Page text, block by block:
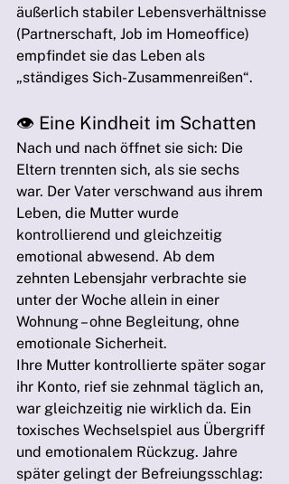
äußerlich stabiler Lebensverhältnisse
(Partnerschaft, Job im Homeoffice)
empfindet sie das Leben als
„ständiges Sich-Zusammenreißen“.
👁️ Eine Kindheit im Schatten
Nach und nach öffnet sie sich: Die
Eltern trennten sich, als sie sechs
war. Der Vater verschwand aus ihrem
Leben, die Mutter wurde
kontrollierend und gleichzeitig
emotional abwesend. Ab dem
zehnten Lebensjahr verbrachte sie
unter der Woche allein in einer
Wohnung – ohne Begleitung, ohne
emotionale Sicherheit.
Ihre Mutter kontrollierte später sogar
ihr Konto, rief sie zehnmal täglich an,
war gleichzeitig nie wirklich da. Ein
toxisches Wechselspiel aus Übergriff
und emotionalem Rückzug. Jahre
später gelingt der Befreiungsschlag: